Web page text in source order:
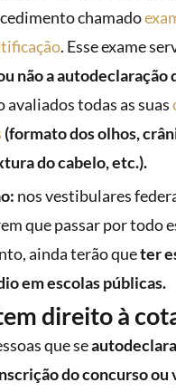
chamado
. Esse exame
não a autodeclaração
avaliados todas as suas
(formato dos olhos,
do cabelo, etc.).
nos vestibulares
que passar por todo
ainda terão queter
em escolas públicas.
direito à
que se
do concurso ou